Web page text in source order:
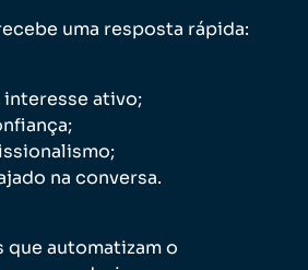
uma resposta rápida:
interesse ativo;
na conversa.
que automatizam o